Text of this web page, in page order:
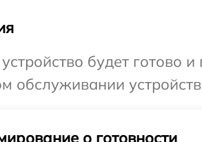
будет готово
обслуживании
о готовности